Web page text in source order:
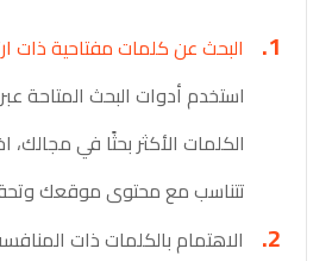
البحث عن كلمات مفتاحية ذات
استخدم أدوات البحث المتاحة
الكلمات الأكثر بحثًا في مجالك،
تتناسب مع محتوى موقعك
الاهتمام بالكلمات ذات